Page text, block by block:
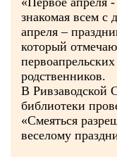
знакомая всем с
апреля –
который
родственников.
В
библиотеки
«Смеяться
веселому